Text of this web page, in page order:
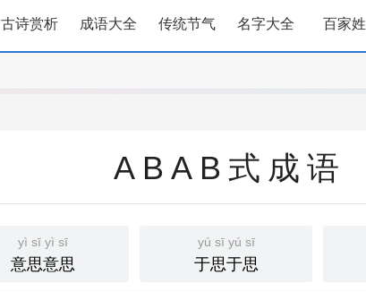
古诗赏析 成语大全 传统节气 名字大全 百家姓
ABAB式成语
yì sī yì sī
意思意思
yú sī yú sī
于思于思